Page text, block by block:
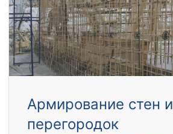
Армирование стен и
перегородок